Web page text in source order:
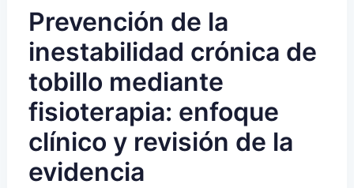
Prevención de la
inestabilidad crónica de
tobillo mediante
fisioterapia: enfoque
clínico y revisión de la
evidencia